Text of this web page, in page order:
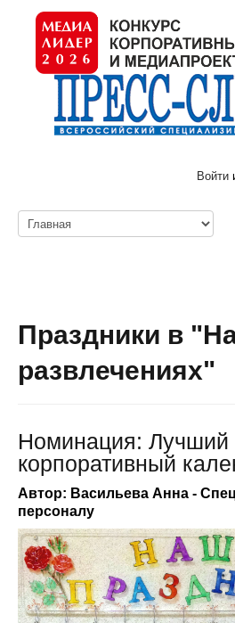
Войти
Праздники в
развлечениях"
Номинация: Лучший
корпоративный
Автор: Васильева Анна -
персоналу